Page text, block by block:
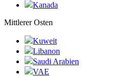
Kanada
Mittlerer Osten
Kuweit
Libanon
Saudi Arabien
VAE